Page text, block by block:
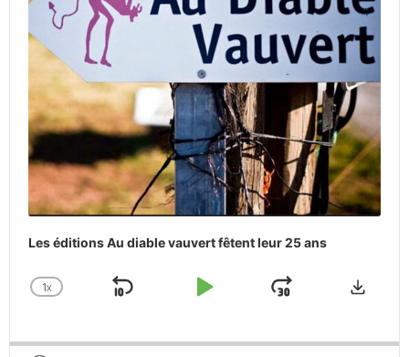
Les éditions Au diable vauvert fêtent leur 25 ans
CHANGE
1X
SKIP
PLAY
JUMP